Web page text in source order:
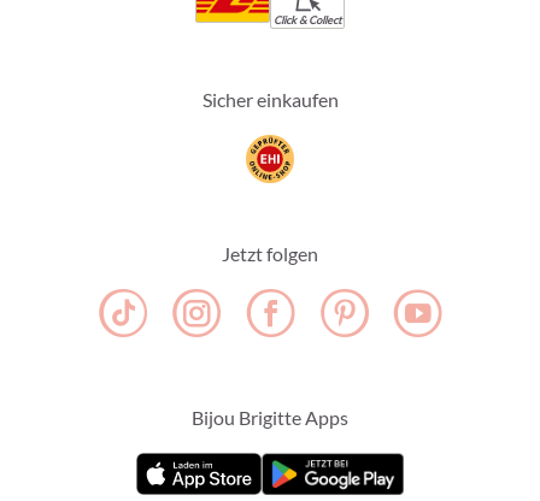
Click & Collect
Sicher einkaufen
Jetzt folgen
Bijou Brigitte Apps